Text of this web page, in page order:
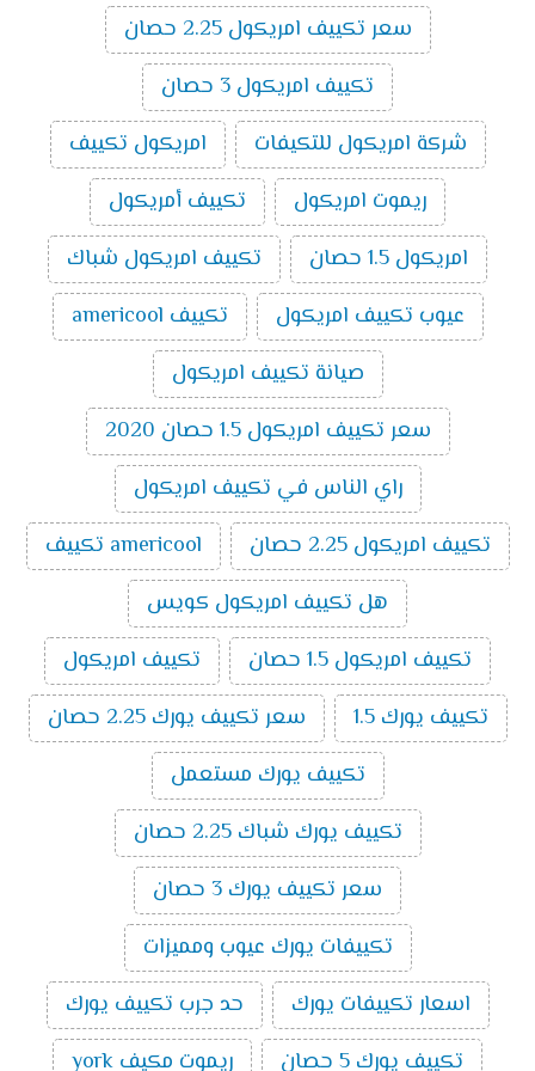
تكييف ميديا ميشن بارد ساخن انفرتر 3 حصان
14500 جنية
اسعار تكييف ميديا اسبليت ارضي
سقفي بارد ساخن2024
سعر تكييف ميديا اسبليت ارضي سقفي 2.25
حصان بارد ساخن10000
سعر تكييف ميديا اسبليت ارضي سقفي 3 حصان
بارد ساخن11800
سعر تكييف ميديا اسبليت ارضي سقفي 4 حصان
بارد ساخن16200
بارد ساخن18300
تكييفات ميديا
تُعد تكييفات ميديا من ماركات التكييف المتميزة التي تتوفر
بالأسواق ومن أهم مميزاتها سعرها المناسب ومن أهم ما
يميز تكييفات ميديا الآتي:
الذكاء الصناعي:تُعتبر تكييفات ميديا من أفضل
ماركات التكييف الذكية حيث أن بعض الموديلات التي
تصدر منه تمتلك إمكانية الاتصال بالواي فاي والتي
تسمح بالتحكم فيه من خارج المنزل.
خاصية البلازما: تنقي هذه الخاصية الموجودة في عدد
من موديلات تكييفات ميديا الهواء من الروائح الغير
مرغوب فيها.
فلاتر ضد البيكتريا:يتم تزويد تكييفات ميديا بفلاتر لا
تسمح بتكون البكتريا داخل جهاز التكييف وتلك
الخاصية تُعد من أحدث التقنيات وأهمها حيث أنها تحد
من انتشار الفيروسات المسببة للعدوى.
خاصية التتبع:يتوفر في تكييفات ميديا خاصية التتبع
حيث يمتلك التكييف حساسات تستشعر موضع
المستخدم داخل الغرفة فتقوم بتوجيه الهواء الصادر
منها نحوه وهذه الحساسات موجودة في ريموت
التكييف.
سعر تكييف امريكول 2.25 حصان
تكييف امريكول 3 حصان
شركة امريكول للتكيفات
امريكول تكييف
ريموت امريكول
تكييف أمريكول
امريكول 1.5 حصان
تكييف امريكول شباك
عيوب تكييف امريكول
تكييف americool
صيانة تكييف امريكول
سعر تكييف امريكول 1.5 حصان 2020
راي الناس في تكييف امريكول
تكييف امريكول 2.25 حصان
americool تكييف
هل تكييف امريكول كويس
تكييف امريكول 1.5 حصان
تكييف امريكول
تكييف يورك 1.5
سعر تكييف يورك 2.25 حصان
تكييف يورك مستعمل
تكييف يورك شباك 2.25 حصان
سعر تكييف يورك 3 حصان
تكييفات يورك عيوب ومميزات
اسعار تكييفات يورك
حد جرب تكييف يورك
تكييف يورك 5 حصان
ريموت مكيف york